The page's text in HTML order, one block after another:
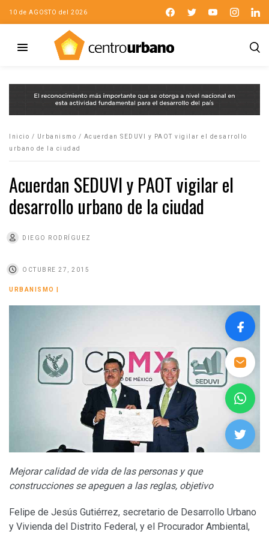
10 de AGOSTO del 2026
Inicio / Urbanismo / Acuerdan SEDUVI y PAOT vigilar el desarrollo
urbano de la ciudad
Acuerdan SEDUVI y PAOT vigilar el
desarrollo urbano de la ciudad
DIEGO RODRÍGUEZ
OCTUBRE 27, 2015
URBANISMO
Mejorar calidad de vida de las personas y que
construcciones se apeguen a las reglas, objetivo
Felipe de Jesús Gutiérrez, secretario de Desarrollo Urbano
y Vivienda del Distrito Federal, y el Procurador Ambiental,